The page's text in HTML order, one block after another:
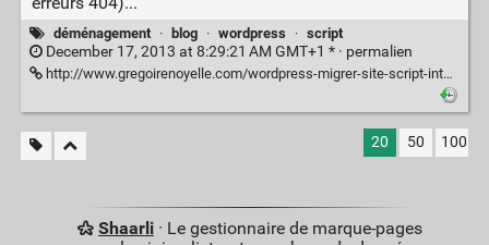
déménagement · blog · wordpress · script
December 17, 2013 at 8:29:21 AM GMT+1 * · permalien
http://www.gregoirenoyelle.com/wordpress-migrer-site-script-interconnect-search-replace/
20 50 100
Shaarli· Le gestionnaire de marque-pages